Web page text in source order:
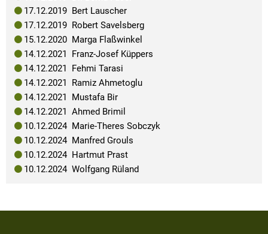
17.12.2019 Bert Lauscher
17.12.2019 Robert Savelsberg
15.12.2020 Marga Flaßwinkel
14.12.2021 Franz-Josef Küppers
14.12.2021 Fehmi Tarasi
14.12.2021 Ramiz Ahmetoglu
14.12.2021 Mustafa Bir
14.12.2021 Ahmed Brimil
10.12.2024 Marie-Theres Sobczyk
10.12.2024 Manfred Grouls
10.12.2024 Hartmut Prast
10.12.2024 Wolfgang Rüland